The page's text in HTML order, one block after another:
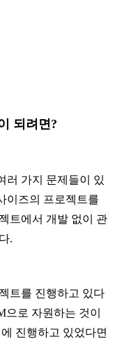
되려면?
러 가지 문제들이 있
이즈의 프로젝트를
트에서 개발 없이 관
.
트를 진행하고 있다
로 자원하는 것이
진행하고 있었다면